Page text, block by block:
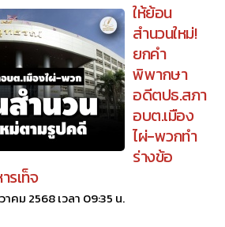
ให้ย้อน
สำนวนใหม่!
ยกคำ
พิพากษา
อดีตปธ.สภา
อบต.เมือง
ไผ่-พวกทำ
ร่างข้อ
เท็จ
คม 2568 เวลา 09:35 น.